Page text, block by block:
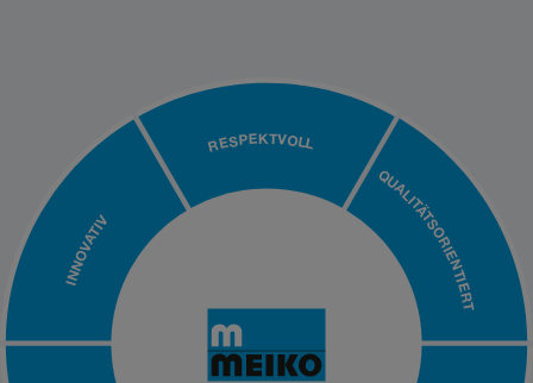
INNOVATIV QUALITÄTSORIENTIERT
RESPEKTVOLL